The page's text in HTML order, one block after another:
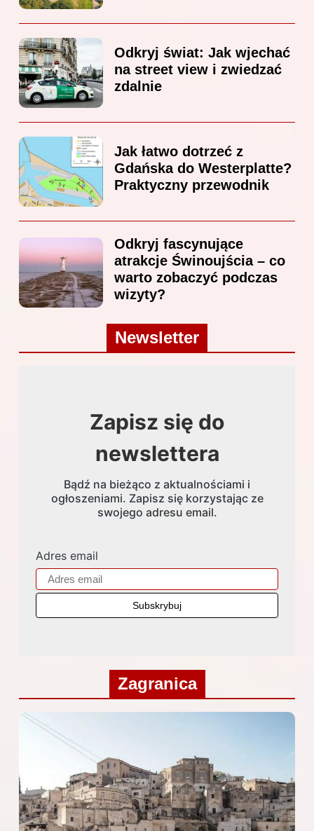
Odkryj świat: Jak wjechać
na street view i zwiedzać
zdalnie
Jak łatwo dotrzeć z
Gdańska do Westerplatte?
Praktyczny przewodnik
Odkryj fascynujące
atrakcje Świnoujścia – co
warto zobaczyć podczas
wizyty?
Newsletter
Zapisz się do
newslettera
Bądź na bieżąco z aktualnościami i
ogłoszeniami. Zapisz się korzystając ze
swojego adresu email.
Adres email
Zagranica